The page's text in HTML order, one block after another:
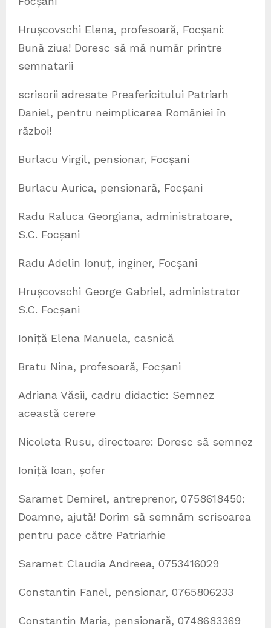
Hrușcovschi Elena, profesoară, Focșani:
Bună ziua! Doresc să mă număr printre
semnatarii
scrisorii adresate Preafericitului Patriarh
Daniel, pentru neimplicarea României în
război!
Burlacu Virgil, pensionar, Focșani
Burlacu Aurica, pensionară, Focșani
Radu Raluca Georgiana, administratoare,
S.C. Focșani
Radu Adelin Ionuț, inginer, Focșani
Hrușcovschi George Gabriel, administrator
S.C. Focșani
Ioniță Elena Manuela, casnică
Bratu Nina, profesoară, Focșani
Adriana Văsii, cadru didactic: Semnez
această cerere
Nicoleta Rusu, directoare: Doresc să semnez
Ioniță Ioan, șofer
Saramet Demirel, antreprenor, 0758618450:
Doamne, ajută! Dorim să semnăm scrisoarea
pentru pace către Patriarhie
Saramet Claudia Andreea, 0753416029
Constantin Fanel, pensionar, 0765806233
Constantin Maria, pensionară, 0748683369